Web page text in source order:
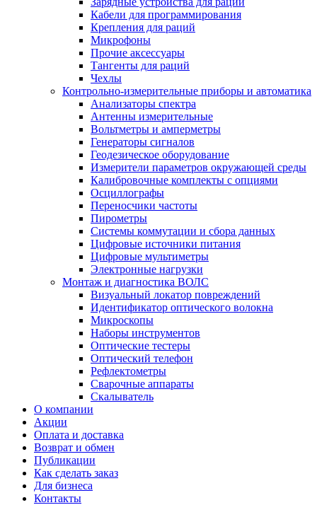
Кабели для программирования
Крепления для раций
Микрофоны
Прочие аксессуары
Тангенты для раций
Чехлы
Контрольно-измерительные приборы и автоматика
Анализаторы спектра
Антенны измерительные
Вольтметры и амперметры
Генераторы сигналов
Геодезическое оборудование
Измерители параметров окружающей среды
Калибровочные комплекты с опциями
Осциллографы
Переносчики частоты
Пирометры
Системы коммутации и сбора данных
Цифровые источники питания
Цифровые мультиметры
Электронные нагрузки
Монтаж и диагностика ВОЛС
Визуальный локатор повреждений
Идентификатор оптического волокна
Микроскопы
Наборы инструментов
Оптические тестеры
Оптический телефон
Рефлектометры
Сварочные аппараты
Скалыватель
О компании
Акции
Оплата и доставка
Возврат и обмен
Публикации
Как сделать заказ
Для бизнеса
Контакты